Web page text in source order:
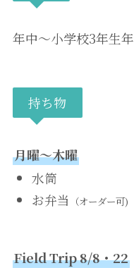
年中〜小学校3年生年
持ち物
月曜〜木曜
水筒
お弁当
（オーダー可)
Field Trip 8/8・22